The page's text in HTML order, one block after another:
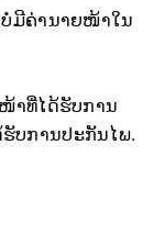
ບໍ່ມີຄ່ານາຍໜ້າໃນ
າທີ່ໄດ້ຮັບການ
ບການປະກັນໄພ.